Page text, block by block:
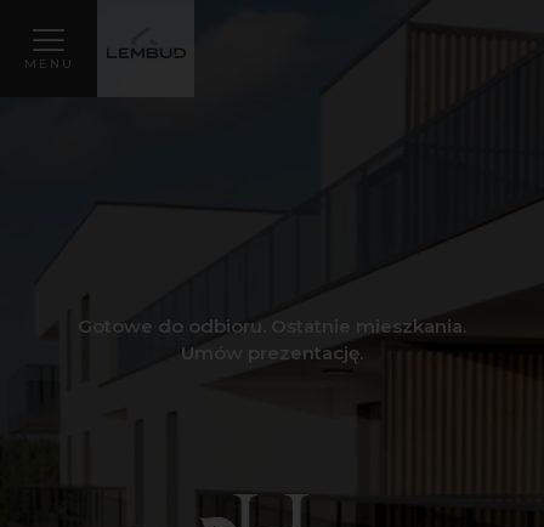
MENU
Gotowe do odbioru. Ostatnie mieszkania.
Umów prezentację.